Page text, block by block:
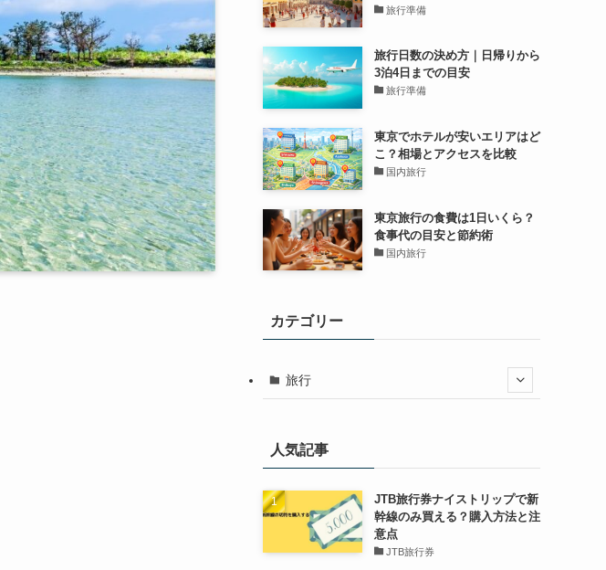
旅行準備
旅行日数の決め方｜日帰りから
3泊4日までの目安
旅行準備
東京でホテルが安いエリアはど
こ？相場とアクセスを比較
国内旅行
東京旅行の食費は1日いくら？
食事代の目安と節約術
国内旅行
カテゴリー
旅行
人気記事
JTB旅行券ナイストリップで新
幹線のみ買える？購入方法と注
意点
JTB旅行券